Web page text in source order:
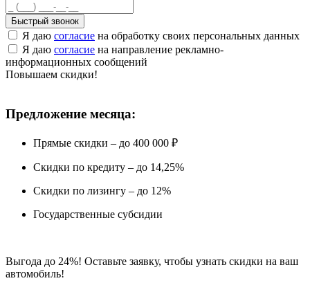
Быстрый звонок
Я даю согласие на обработку своих персональных данных
Я даю согласие на направление рекламно-
информационных сообщений
Повышаем скидки!
Предложение месяца:
Прямые скидки – до 400 000 ₽
Скидки по кредиту – до 14,25%
Скидки по лизингу – до 12%
Государственные субсидии
Выгода до 24%! Оставьте заявку, чтобы узнать скидки на ваш
автомобиль!